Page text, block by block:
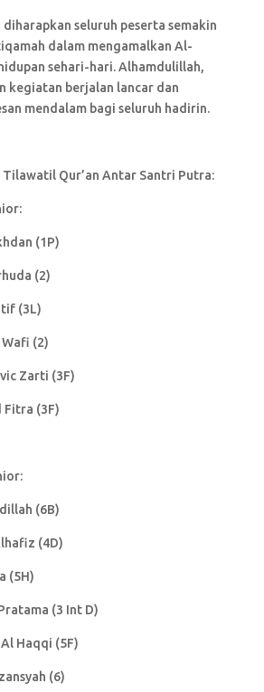
seluruh peserta semakin
dalam mengamalkan Al-
sehari-hari. Alhamdulillah,
kegiatan berjalan lancar dan
mendalam bagi seluruh hadirin.
Tilawatil Qur’an Antar Santri Putra:
(1P)
(2)
(3L)
(2)
Zarti (3F)
Fitra (3F)
(6B)
(4D)
(5H)
(3 Int D)
Haqqi (5F)
(6)